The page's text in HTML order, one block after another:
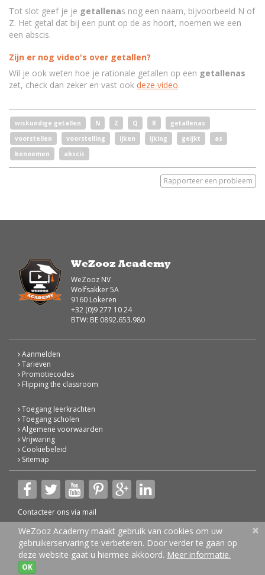
Tot slot geef je je getallenas nog een naam, bijvoorbeeld N of
Z. Het getal dat bij een punt op de as hoort, noemen we een
een abscis.
Zijn er nog video's over getallen?
Wil je ook weten hoe je rationale getallen op een getallenas
zet, check dan zeker en vast ook deze video.
wiskundige getallen N Z Q R
getallenas
voorstellen
voorstelling ijken ijking geijkt
as
benoemen
abscis
Rapporteer een probleem
WeZooz Academy
WeZooz NV
Wolfsakker 5A
9160 Lokeren
+32 (0)9 277 10 24
BTW: BE 0892.653.980
Aanmelden
Tarieven
Promotiecodes
Flipping the classroom
Toegang leerkrachten
Toegang scholen
Algemene voorwaarden
Vrijwaring
Cookiebeleid
Sitemap
Contacteer ons via mail
© 2026 WeZooz Academy
×
WeZooz Academy maakt gebruik van cookies om uw
gebruikerservaring te verbeteren. Door verder te gaan op
deze website gaat u hiermee akkoord. Meer informatie.
OK